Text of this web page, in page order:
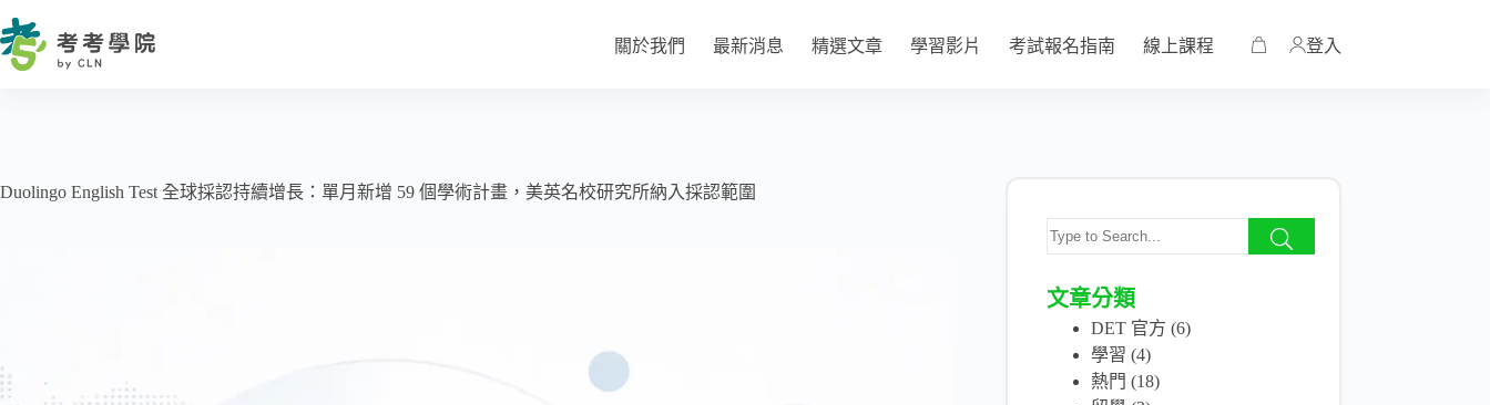
關於我們 最新消息 精選文章 學習影片 考試報名指南 線上課程 登入
Duolingo English Test 全球採認持續增長：單月新增 59 個學術計畫，美英名校研究所納入採認範圍
文章分類
DET 官方 (6)
學習 (4)
熱門 (18)